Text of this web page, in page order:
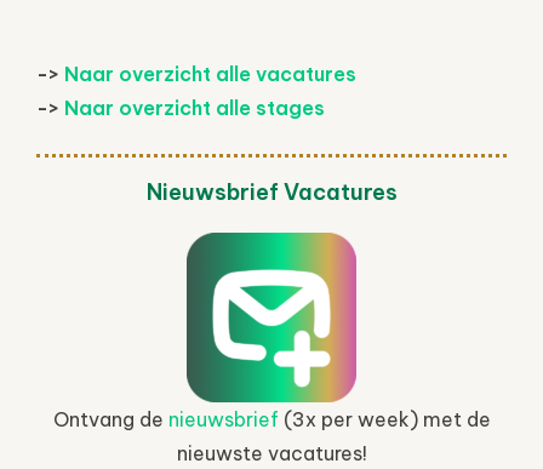
-> Naar overzicht alle vacatures
-> Naar overzicht alle stages
Nieuwsbrief Vacatures
Ontvang de nieuwsbrief (3x per week) met de
nieuwste vacatures!